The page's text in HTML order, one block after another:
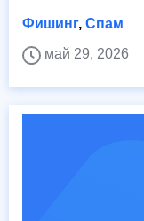
Фишинг, Спам
май 29, 2026